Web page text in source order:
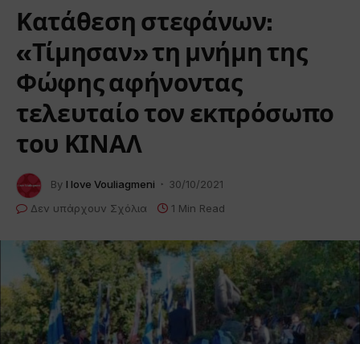
Κατάθεση στεφάνων:
«Τίμησαν» τη μνήμη της
Φώφης αφήνοντας
τελευταίο τον εκπρόσωπο
του ΚΙΝΑΛ
By I love Vouliagmeni
30/10/2021
Δεν υπάρχουν Σχόλια
1 Min Read